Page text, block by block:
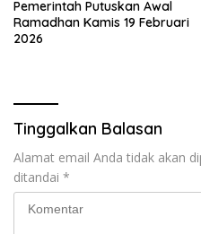
Pemerintah Putuskan Awal
Ramadhan Kamis 19 Februari
2026
Tinggalkan Balasan
Alamat email Anda tidak akan
ditandai *